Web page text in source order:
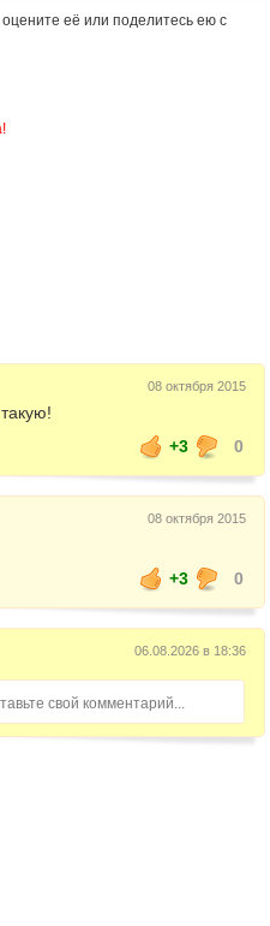
её или поделитесь ею с
08 октября 2015
+3
0
08 октября 2015
+3
0
06.08.2026 в 18:36
свой комментарий...